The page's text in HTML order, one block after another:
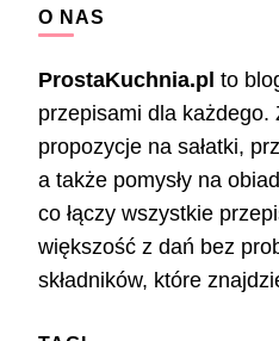
O NAS
ProstaKuchnia.pl to
przepisami dla każdego.
propozycje na sałatki,
a także pomysły na
co łączy wszystkie
większość z dań bez
składników, które